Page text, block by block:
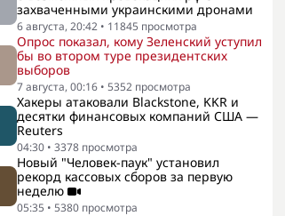
захваченными украинскими дронами
6 августа, 20:42 • 11845 просмотра
Опрос показал, кому Зеленский уступил
бы во втором туре президентских
выборов
7 августа, 00:16 • 5352 просмотра
Хакеры атаковали Blackstone, KKR и
десятки финансовых компаний США —
Reuters
04:30 • 3378 просмотра
Новый "Человек-паук" установил
рекорд кассовых сборов за первую
неделю
05:35 • 5380 просмотра